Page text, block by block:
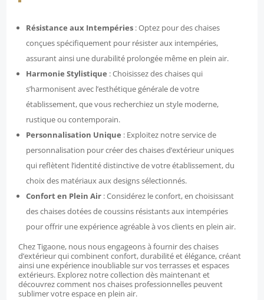
Résistance aux Intempéries : Optez pour des chaises
conçues spécifiquement pour résister aux intempéries,
assurant ainsi une durabilité prolongée même en plein air.
Harmonie Stylistique : Choisissez des chaises qui
s’harmonisent avec l’esthétique générale de votre
établissement, que vous recherchiez un style moderne,
rustique ou contemporain.
Personnalisation Unique : Exploitez notre service de
personnalisation pour créer des chaises d’extérieur uniques
qui reflètent l’identité distinctive de votre établissement, du
choix des matériaux aux designs sélectionnés.
Confort en Plein Air : Considérez le confort, en choisissant
des chaises dotées de coussins résistants aux intempéries
pour offrir une expérience agréable à vos clients en plein air.
Chez Tigaone, nous nous engageons à fournir des chaises
d’extérieur qui combinent confort, durabilité et élégance, créant
ainsi une expérience inoubliable sur vos terrasses et espaces
extérieurs. Explorez notre collection dès maintenant et
découvrez comment nos chaises professionnelles peuvent
sublimer votre espace en plein air.